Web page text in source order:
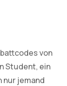
von
Student, ein
nur jemand